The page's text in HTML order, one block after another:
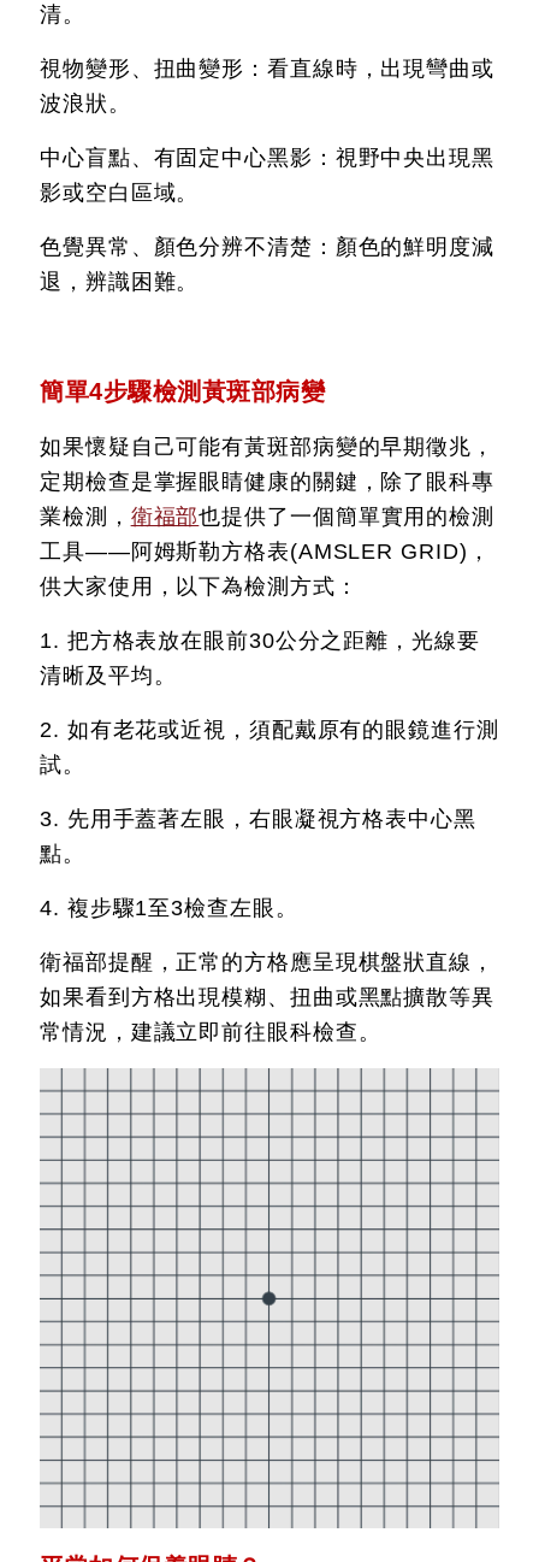
清。
視物變形、扭曲變形：看直線時，出現彎曲或
波浪狀。
中心盲點、有固定中心黑影：視野中央出現黑
影或空白區域。
色覺異常、顏色分辨不清楚：顏色的鮮明度減
退，辨識困難。
簡單4步驟檢測黃斑部病變
如果懷疑自己可能有黃斑部病變的早期徵兆，
定期檢查是掌握眼睛健康的關鍵，除了眼科專
業檢測， 衛福部也提供了一個簡單實用的檢測
工具——阿姆斯勒方格表(AMSLER GRID)，
供大家使用，以下為檢測方式：
1. 把方格表放在眼前30公分之距離，光線要
清晰及平均。
2. 如有老花或近視，須配戴原有的眼鏡進行測
試。
3. 先用手蓋著左眼，右眼凝視方格表中心黑
點。
4. 複步驟1至3檢查左眼。
衛福部提醒，正常的方格應呈現棋盤狀直線，
如果看到方格出現模糊、扭曲或黑點擴散等異
常情況，建議立即前往眼科檢查。